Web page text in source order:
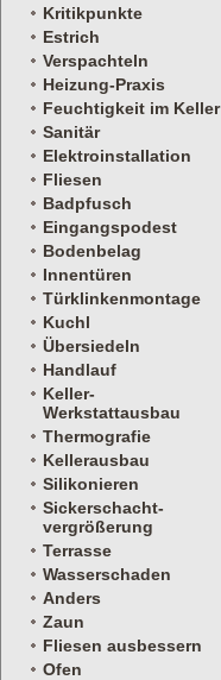
Kritikpunkte
Estrich
Verspachteln
Heizung-Praxis
Feuchtigkeit im Keller
Sanitär
Elektroinstallation
Fliesen
Badpfusch
Eingangspodest
Bodenbelag
Innentüren
Türklinkenmontage
Kuchl
Übersiedeln
Handlauf
Keller-
Werkstattausbau
Thermografie
Kellerausbau
Silikonieren
Sickerschacht-
vergrößerung
Terrasse
Wasserschaden
Anders
Zaun
Fliesen ausbessern
Ofen